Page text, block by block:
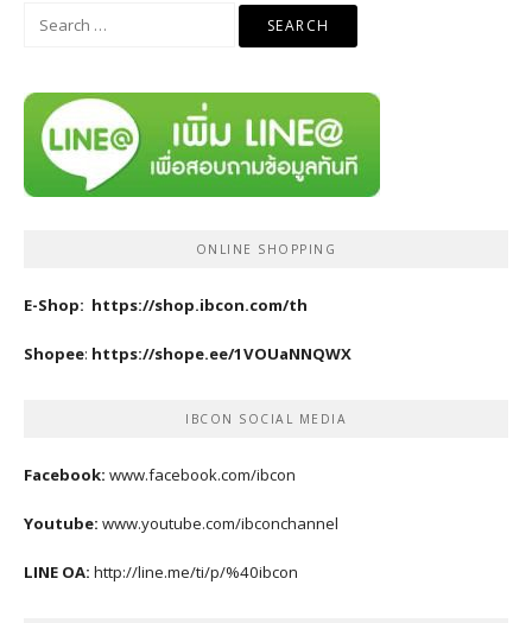
Search
ONLINE SHOPPING
E-Shop: https://shop.ibcon.com/th
Shopee: https://shope.ee/1VOUaNNQWX
IBCON SOCIAL MEDIA
Facebook: www.facebook.com/ibcon
Youtube: www.youtube.com/ibconchannel
LINE OA: http://line.me/ti/p/%40ibcon